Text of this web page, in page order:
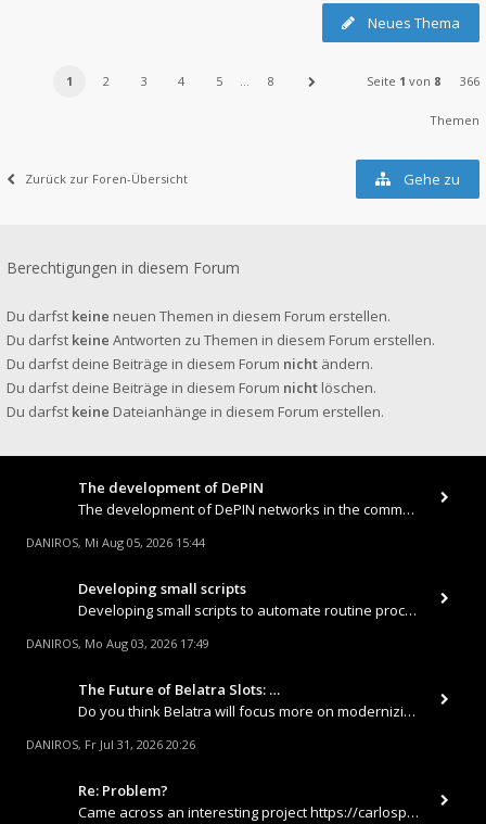
Neues Thema
1 2 3 4 5 … 8 Seite 1 von 8 366
Themen
Zurück zur Foren-Übersicht Gehe zu
Berechtigungen in diesem Forum
Du darfst keine neuen Themen in diesem Forum erstellen.
Du darfst keine Antworten zu Themen in diesem Forum erstellen.
Du darfst deine Beiträge in diesem Forum nicht ändern.
Du darfst deine Beiträge in diesem Forum nicht löschen.
Du darfst keine Dateianhänge in diesem Forum erstellen.
The development of DePIN
The development of DePIN networks in the communications sector (decentralized wireless internet and 5G) offers ordinary
DANIROS, Mi Aug 05, 2026 15:44
Developing small scripts
Developing small scripts to automate routine processes (such as report downloading, database synchronization, or sending
DANIROS, Mo Aug 03, 2026 17:49
The Future of Belatra Slots: …
Do you think Belatra will focus more on modernizing their land-based classics or fully shift toward high-tech 3D slots a
DANIROS, Fr Jul 31, 2026 20:26
Re: Problem?
Came across an interesting project https://carlospincasino.com Was looking for a place where a good section with fast